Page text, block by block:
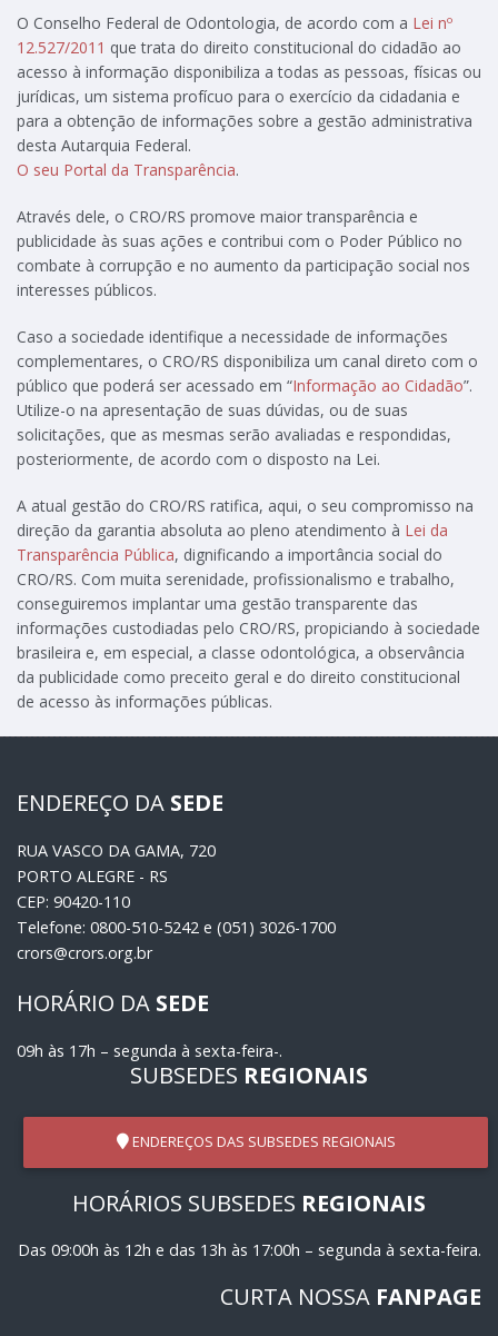
O Conselho Federal de Odontologia, de acordo com a Lei nº
12.527/2011 que trata do direito constitucional do cidadão ao
acesso à informação disponibiliza a todas as pessoas, físicas ou
jurídicas, um sistema profícuo para o exercício da cidadania e
para a obtenção de informações sobre a gestão administrativa
desta Autarquia Federal.
O seu Portal da Transparência.
Através dele, o CRO/RS promove maior transparência e
publicidade às suas ações e contribui com o Poder Público no
combate à corrupção e no aumento da participação social nos
interesses públicos.
Caso a sociedade identifique a necessidade de informações
complementares, o CRO/RS disponibiliza um canal direto com o
público que poderá ser acessado em “Informação ao Cidadão”.
Utilize-o na apresentação de suas dúvidas, ou de suas
solicitações, que as mesmas serão avaliadas e respondidas,
posteriormente, de acordo com o disposto na Lei.
A atual gestão do CRO/RS ratifica, aqui, o seu compromisso na
direção da garantia absoluta ao pleno atendimento à Lei da
Transparência Pública, dignificando a importância social do
CRO/RS. Com muita serenidade, profissionalismo e trabalho,
conseguiremos implantar uma gestão transparente das
informações custodiadas pelo CRO/RS, propiciando à sociedade
brasileira e, em especial, a classe odontológica, a observância
da publicidade como preceito geral e do direito constitucional
de acesso às informações públicas.
ENDEREÇO DA SEDE
RUA VASCO DA GAMA, 720
PORTO ALEGRE - RS
CEP: 90420-110
Telefone: 0800-510-5242 e (051) 3026-1700
crors@crors.org.br
HORÁRIO DA SEDE
09h às 17h – segunda à sexta-feira-.
SUBSEDES REGIONAIS
ENDEREÇOS DAS SUBSEDES REGIONAIS
HORÁRIOS SUBSEDES REGIONAIS
Das 09:00h às 12h e das 13h às 17:00h – segunda à sexta-feira.
CURTA NOSSA FANPAGE